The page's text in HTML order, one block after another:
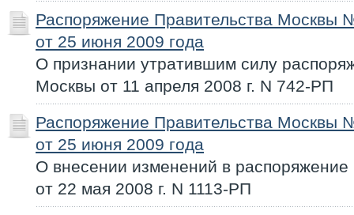
Распоряжение Правительства Москвы
от 25 июня 2009 года
О признании утратившим силу
Москвы от 11 апреля 2008 г. N 742-РП
Распоряжение Правительства Москвы
от 25 июня 2009 года
О внесении изменений в
от 22 мая 2008 г. N 1113-РП